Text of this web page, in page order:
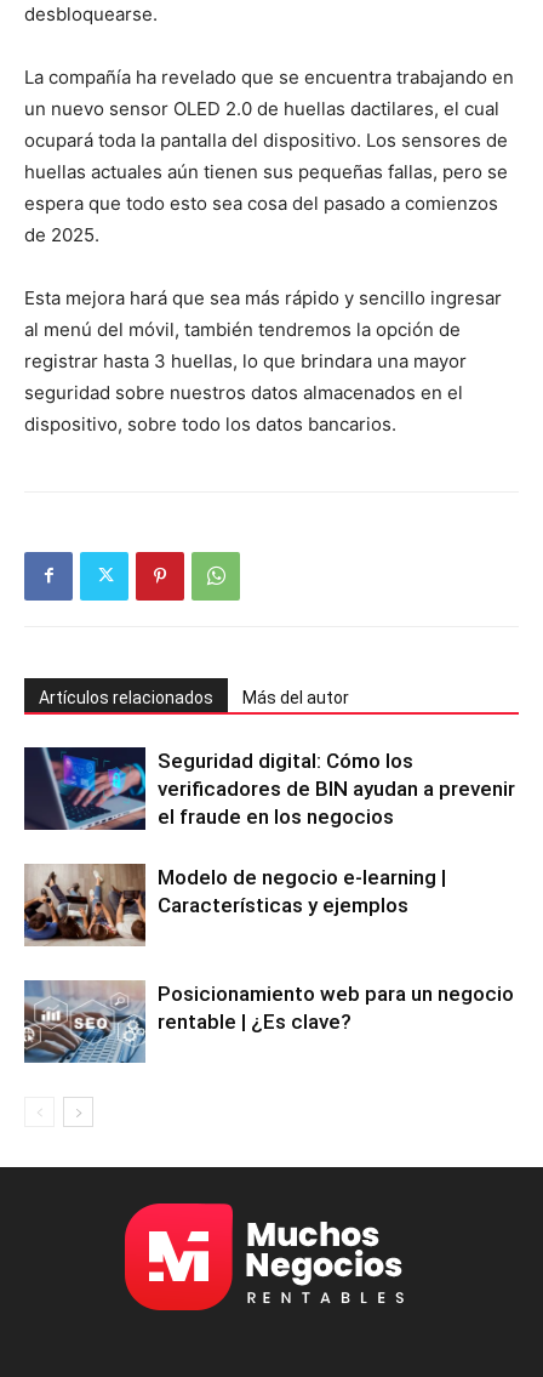
desbloquearse.
La compañía ha revelado que se encuentra trabajando en
un nuevo sensor OLED 2.0 de huellas dactilares, el cual
ocupará toda la pantalla del dispositivo. Los sensores de
huellas actuales aún tienen sus pequeñas fallas, pero se
espera que todo esto sea cosa del pasado a comienzos
de 2025.
Esta mejora hará que sea más rápido y sencillo ingresar
al menú del móvil, también tendremos la opción de
registrar hasta 3 huellas, lo que brindara una mayor
seguridad sobre nuestros datos almacenados en el
dispositivo, sobre todo los datos bancarios.
Artículos relacionados Más del autor
Seguridad digital: Cómo los
verificadores de BIN ayudan a prevenir
el fraude en los negocios
Modelo de negocio e-learning |
Características y ejemplos
Posicionamiento web para un negocio
rentable | ¿Es clave?